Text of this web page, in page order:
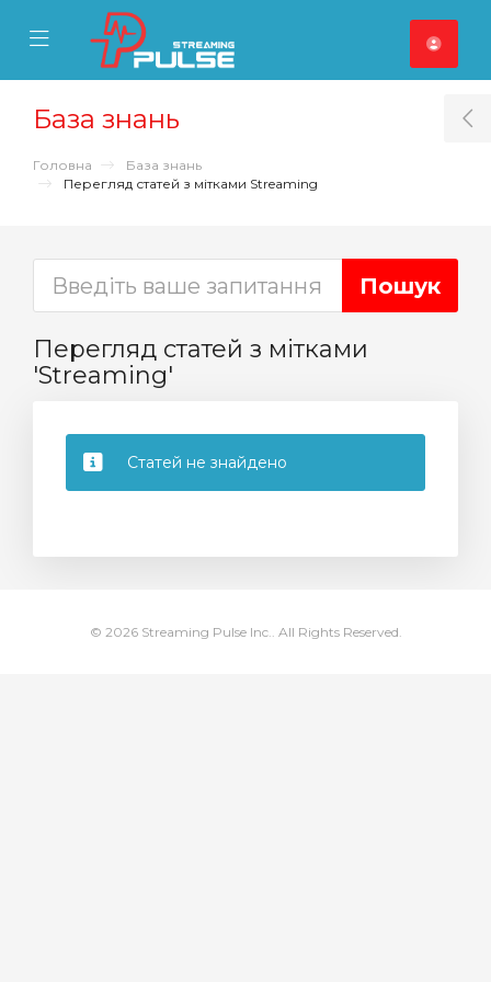
Mobile Menu
Mobile Menu
База знань
Головна
База знань
Перегляд статей з мітками Streaming
Перегляд статей з мітками
'Streaming'
Статей не знайдено
© 2026 Streaming Pulse Inc.. All Rights Reserved.